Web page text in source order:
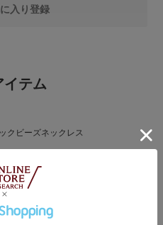
いです◎
かり見え、
ート
入り登録
イテム
クビーズネックレス
クロシェノースリーブニット